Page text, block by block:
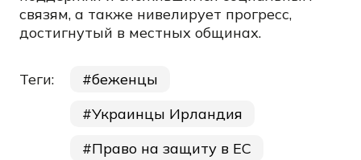
связям, а также нивелирует прогресс,
достигнутый в местных общинах.
Теги:
беженцы
Украинцы Ирландия
Право на защиту в ЕС